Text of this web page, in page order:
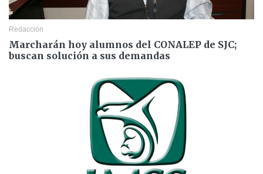
Redacción
Marcharán hoy alumnos del CONALEP de SJC;
buscan solución a sus demandas